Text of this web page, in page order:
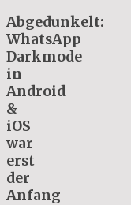
Abgedunkelt:
WhatsApp
Darkmode
in
Android
&
iOS
war
erst
der
Anfang